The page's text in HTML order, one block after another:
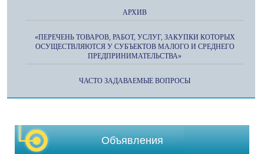
АРХИВ
«ПЕРЕЧЕНЬ ТОВАРОВ, РАБОТ, УСЛУГ, ЗАКУПКИ КОТОРЫХ
ОСУЩЕСТВЛЯЮТСЯ У СУБЪЕКТОВ МАЛОГО И СРЕДНЕГО
ПРЕДПРИНИМАТЕЛЬСТВА»
ЧАСТО ЗАДАВАЕМЫЕ ВОПРОСЫ
Объявления